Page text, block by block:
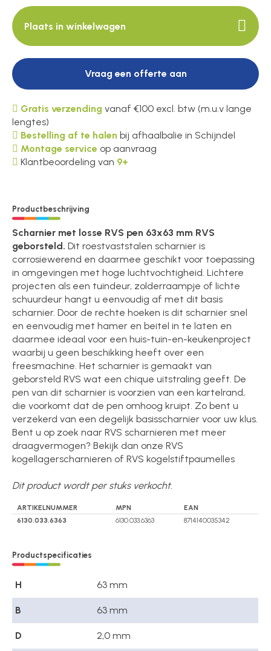
Plaats in winkelwagen
Vraag een offerte aan
Gratis verzending vanaf €100 excl. btw (m.u.v lange
lengtes)
Bestelling af te halen bij afhaalbalie in Schijndel
Montage service op aanvraag
Klantbeoordeling van 9+
Productbeschrijving
Scharnier met losse RVS pen 63x63 mm RVS
geborsteld. Dit roestvaststalen scharnier is
corrosiewerend en daarmee geschikt voor toepassing
in omgevingen met hoge luchtvochtigheid. Lichtere
projecten als een tuindeur, zolderraampje of lichte
schuurdeur hangt u eenvoudig af met dit basis
scharnier. Door de rechte hoeken is dit scharnier snel
en eenvoudig met hamer en beitel in te laten en
daarmee ideaal voor een huis-tuin-en-keukenproject
waarbij u geen beschikking heeft over een
freesmachine. Het scharnier is gemaakt van
geborsteld RVS wat een chique uitstraling geeft. De
pen van dit scharnier is voorzien van een kartelrand,
die voorkomt dat de pen omhoog kruipt. Zo bent u
verzekerd van een degelijk basisscharnier voor uw klus.
Bent u op zoek naar RVS scharnieren met meer
draagvermogen? Bekijk dan onze RVS
kogellagerscharnieren of RVS kogelstiftpaumelles
Dit product wordt per stuks verkocht.
ARTIKELNUMMER MPN
EAN
6130.033.6363
6130.033.6363 8714140035342
Productspecificaties
H 63 mm
B 63 mm
D 2,0 mm